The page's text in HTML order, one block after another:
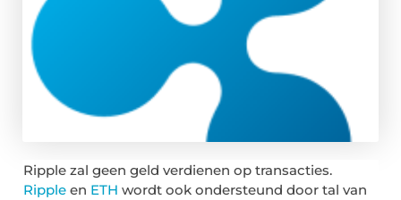
Ripple zal geen geld verdienen op transacties.
Ripple en ETH wordt ook ondersteund door tal van